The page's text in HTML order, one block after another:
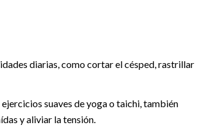
diarias, como cortar el césped, rastrillar
suaves de yoga o taichi, también
y aliviar la tensión.